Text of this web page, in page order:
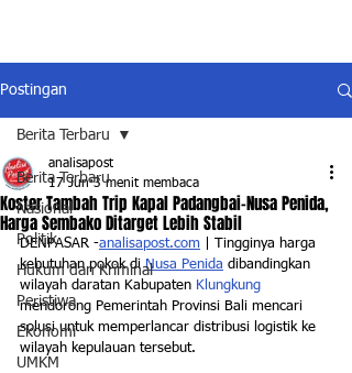
Postingan
Berita Terbaru
Nasional
Politik
Hukum dan Kriminal
Peristiwa
Ekonomi
UMKM
Berita Terbaru
Koster Tambah Trip Kapal Padangbai-Nusa Penida,
Harga Sembako Ditarget Lebih Stabil
analisapost
17 Jun 3 menit membaca
DENPASAR -analisapost.com | Tingginya harga
kebutuhan pokok di Nusa Penida dibandingkan
wilayah daratan Kabupaten Klungkung
mendorong Pemerintah Provinsi Bali mencari
solusi untuk memperlancar distribusi logistik ke
wilayah kepulauan tersebut.